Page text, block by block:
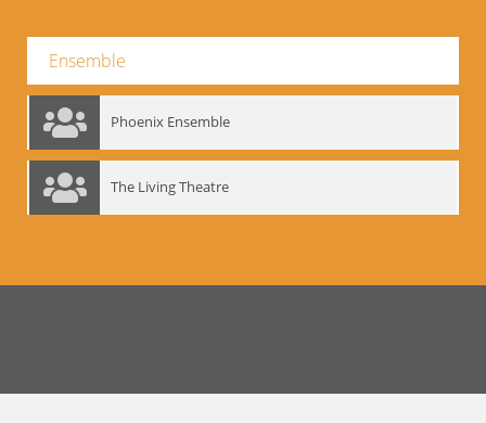
Ensemble
Phoenix Ensemble
The Living Theatre